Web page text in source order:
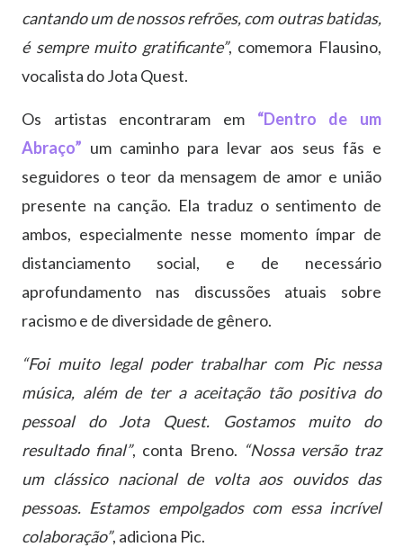
cantando um de nossos refrões, com outras batidas,
é sempre muito gratificante”, comemora Flausino,
vocalista do Jota Quest.
Os artistas encontraram em “Dentro de um
Abraço” um caminho para levar aos seus fãs e
seguidores o teor da mensagem de amor e união
presente na canção. Ela traduz o sentimento de
ambos, especialmente nesse momento ímpar de
distanciamento social, e de necessário
aprofundamento nas discussões atuais sobre
racismo e de diversidade de gênero.
“Foi muito legal poder trabalhar com Pic nessa
música, além de ter a aceitação tão positiva do
pessoal do Jota Quest. Gostamos muito do
resultado final”, conta Breno. “Nossa versão traz
um clássico nacional de volta aos ouvidos das
pessoas. Estamos empolgados com essa incrível
colaboração”, adiciona Pic.